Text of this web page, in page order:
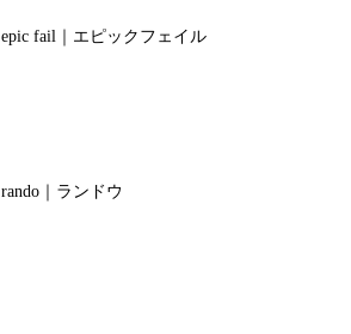
epic fail｜エピックフェイル
rando｜ランドウ